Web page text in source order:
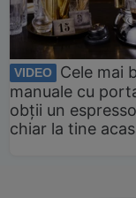
VIDEO
Cele mai
manuale cu
obții un
chiar la tine